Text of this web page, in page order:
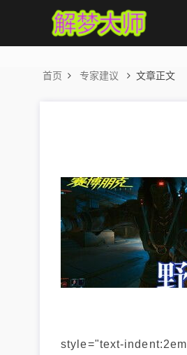
首页 专家建议 文章正文
style="text-